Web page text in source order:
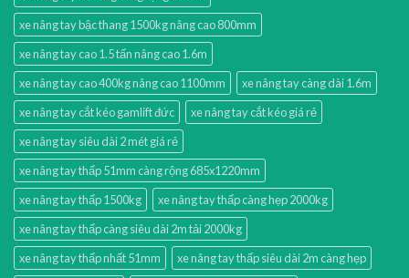
xe nâng tay bậc thang 1500kg nâng cao 800mm
xe nâng tay cao 1.5 tấn nâng cao 1.6m
xe nâng tay cao 400kg nâng cao 1100mm
xe nâng tay càng dài 1.6m
xe nâng tay cắt kéo gamlift đức
xe nâng tay cắt kéo giá rẻ
xe nâng tay siêu dài 2 mét giá rẻ
xe nâng tay thấp 51mm càng rộng 685x1220mm
xe nâng tay thấp 1500kg
xe nâng tay thấp càng hẹp 2000kg
xe nâng tay thấp càng siêu dài 2m tải 2000kg
xe nâng tay thấp nhất 51mm
xe nâng tay thấp siêu dài 2m càng hẹp